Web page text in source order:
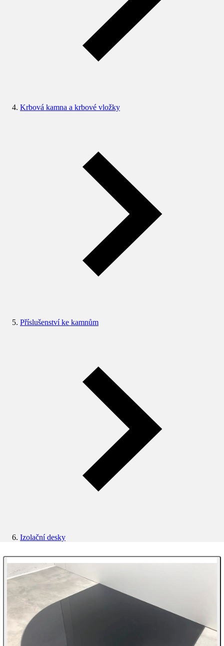
Krbová kamna a krbové vložky
Příslušenství ke kamnům
Izolační desky